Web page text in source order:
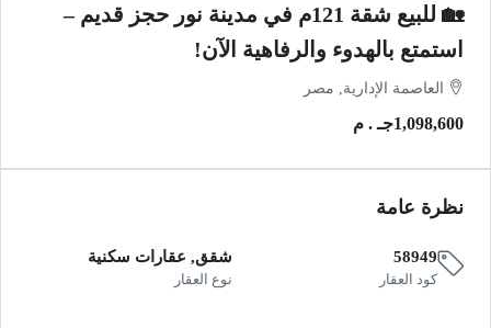
🏡 للبيع شقة 121م في مدينة نور حجز قديم –
استمتع بالهدوء والرفاهية الآن!
العاصمة الإدارية, مصر
1,098,600جـ . م
نظرة عامة
58949
كود العقار
شقق, عقارات سكنية
نوع العقار